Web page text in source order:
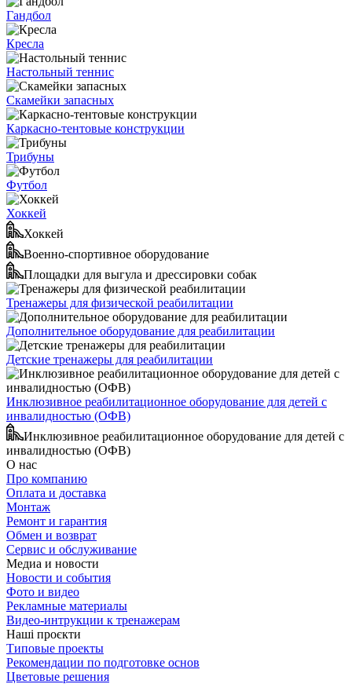
Гандбол
Кресла
Настольный теннис
Скамейки запасных
Каркасно-тентовые конструкции
Трибуны
Футбол
Хоккей
Хоккей
Военно-спортивное оборудование
Площадки для выгула и дрессировки собак
Тренажеры для физической реабилитации
Дополнительное оборудование для реабилитации
Детские тренажеры для реабилитации
Инклюзивное реабилитационное оборудование для детей с
инвалидностью (ОФВ)
Инклюзивное реабилитационное оборудование для детей с
инвалидностью (ОФВ)
О нас
Про компанию
Оплата и доставка
Монтаж
Ремонт и гарантия
Обмен и возврат
Сервис и обслуживание
Медиа и новости
Новости и события
Фото и видео
Рекламные материалы
Видео-интрукции к тренажерам
Наші проєкти
Типовые проекты
Рекомендации по подготовке основ
Цветовые решения